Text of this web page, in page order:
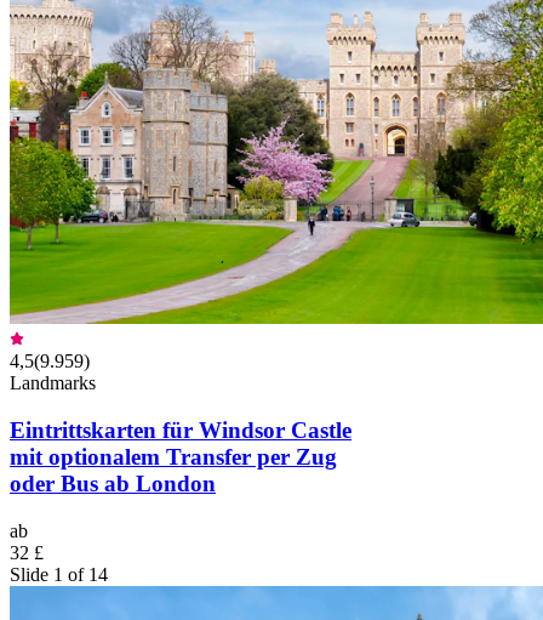
4,5(9.959)
Landmarks
Eintrittskarten für Windsor Castle
mit optionalem Transfer per Zug
oder Bus ab London
ab
32 £
Slide 1 of 14